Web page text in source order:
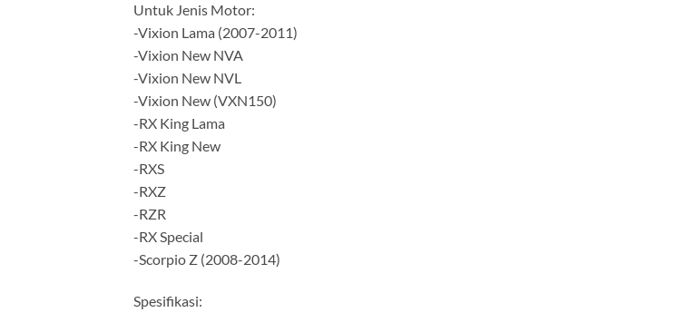
Untuk Jenis Motor:
-Vixion Lama (2007-2011)
-Vixion New NVA
-Vixion New NVL
-Vixion New (VXN150)
-RX King Lama
-RX King New
-RXS
-RXZ
-RZR
-RX Special
-Scorpio Z (2008-2014)
Spesifikasi: